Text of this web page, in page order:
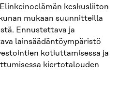
keskusliiton
mukaan suunnitteilla
Ennustettava ja
lainsäädäntöympäristö
kotiuttamisessa ja
kiertotalouden